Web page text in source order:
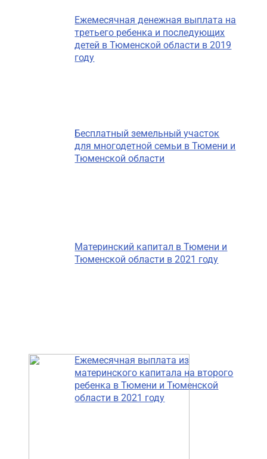
Ежемесячная денежная выплата на
третьего ребенка и последующих
детей в Тюменской области в 2019
году
Бесплатный земельный участок
для многодетной семьи в Тюмени и
Тюменской области
Материнский капитал в Тюмени и
Тюменской области в 2021 году
Ежемесячная выплата из
материнского капитала на второго
ребенка в Тюмени и Тюменской
области в 2021 году